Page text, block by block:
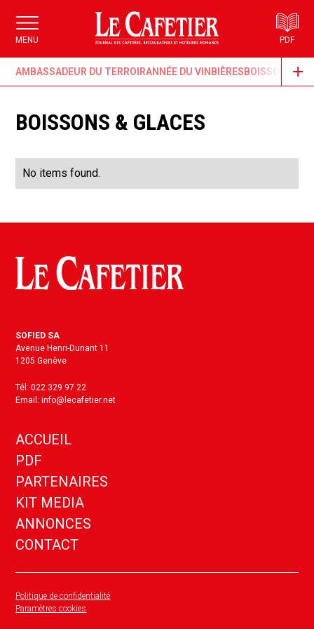
MENU PDF
AMBASSADEUR DU TERROIRANNÉE DU VINBIÈRESBOISSONS &
BOISSONS & GLACES
No items found.
SOFIED SA
Avenue Henri-Dunant 11
1205 Genève
Tél: 022 329 97 22
Email: info@lecafetier.net
ACCUEIL
PDF
PARTENAIRES
KIT MEDIA
ANNONCES
CONTACT
Politique de confidentialité
Paramètres cookies